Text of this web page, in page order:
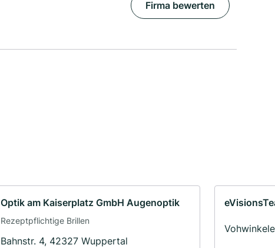
Firma bewerten
Optik am Kaiserplatz GmbH Augenoptik
Rezeptpflichtige Brillen
Bahnstr. 4, 42327 Wuppertal